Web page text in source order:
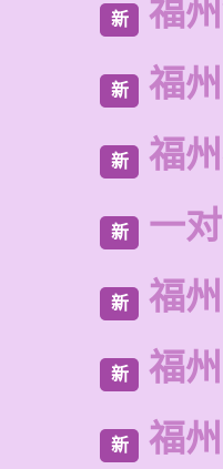
新 福
新 福
新 福
新 一
新 福
新 福
新 福